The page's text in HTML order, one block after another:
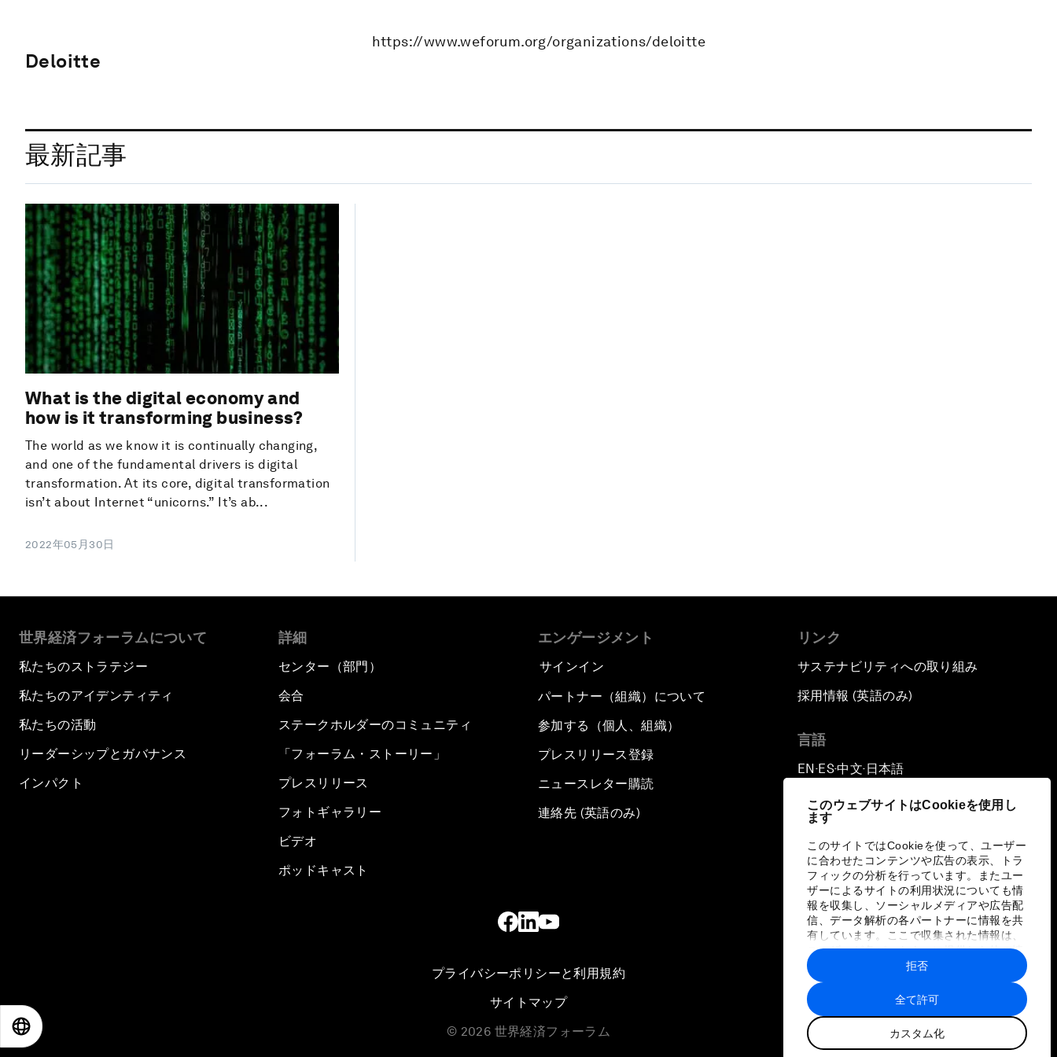
このウェブサイトはCookieを使用し
ます
このサイトではCookieを使って、ユーザー
に合わせたコンテンツや広告の表示、トラ
フィックの分析を行っています。またユー
ザーによるサイトの利用状況についても情
報を収集し、ソーシャルメディアや広告配
信、データ解析の各パートナーに情報を共
有しています。ここで収集された情報は、
ユーザーが各パートナーに提供した他の情
報や各パートナーのサービスを使用した際
に収集された情報と組み合わされ、各パー
トナーによって使用されることがありま
す。
全て許可
カスタム化
拒否
Deloitte
https://www.weforum.org/organizations/deloitte
最新記事
What is the digital economy and
how is it transforming business?
The world as we know it is continually changing,
and one of the fundamental drivers is digital
transformation. At its core, digital transformation
isn’t about Internet “unicorns.” It’s ab...
2022年05月30日
世界経済フォーラムについて
私たちのストラテジー
私たちのアイデンティティ
私たちの活動
リーダーシップとガバナンス
インパクト
詳細
センター（部門）
会合
ステークホルダーのコミュニティ
「フォーラム・ストーリー」
プレスリリース
フォトギャラリー
ビデオ
ポッドキャスト
エンゲージメント
サインイン
パートナー（組織）について
参加する（個人、組織）
プレスリリース登録
ニュースレター購読
連絡先 (英語のみ)
リンク
サステナビリティへの取り組み
採用情報 (英語のみ)
言語
EN ▪ES▪中文▪ 日本語
プライバシーポリシーと利用規約
サイトマップ
© 2026 世界経済フォーラム